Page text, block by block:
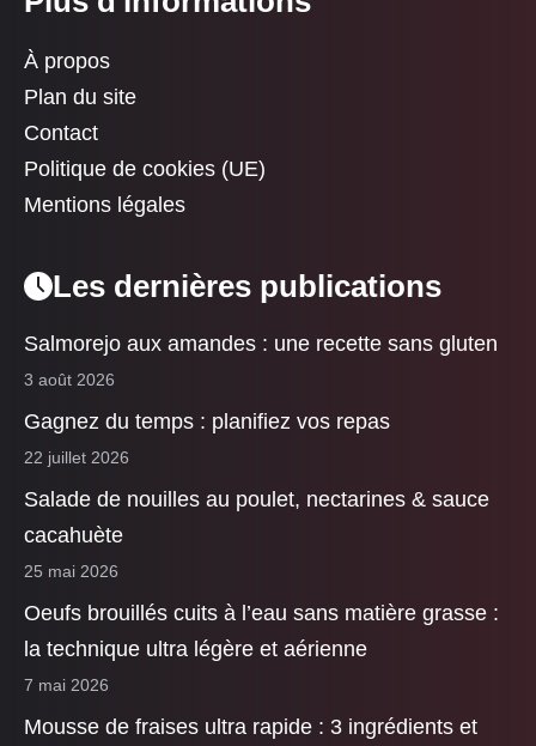
À propos
Plan du site
Contact
Politique de cookies (UE)
Mentions légales
Les dernières publications
Salmorejo aux amandes : une recette sans gluten
3 août 2026
Gagnez du temps : planifiez vos repas
22 juillet 2026
Salade de nouilles au poulet, nectarines & sauce
cacahuète
25 mai 2026
Oeufs brouillés cuits à l’eau sans matière grasse :
la technique ultra légère et aérienne
7 mai 2026
Mousse de fraises ultra rapide : 3 ingrédients et